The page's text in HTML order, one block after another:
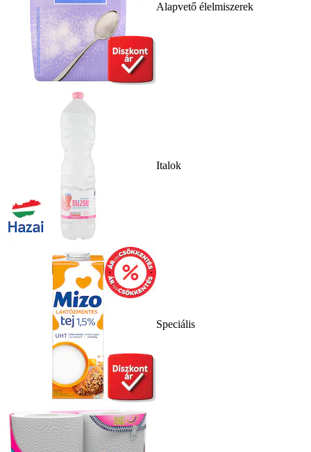
Alapvető élelmiszerek
Italok
Speciális